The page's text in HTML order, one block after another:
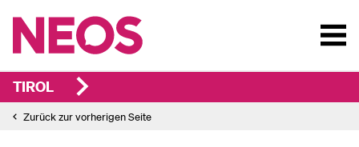
TIROL
Zurück zur vorherigen Seite